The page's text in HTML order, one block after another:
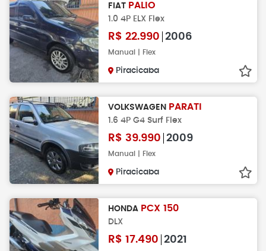
FIAT PALIO
1.0 4P ELX Flex
R$ 22.990 2006
Manual | Flex
Piracicaba
VOLKSWAGEN PARATI
1.6 4P G4 Surf Flex
R$ 39.990 2009
Manual | Flex
Piracicaba
HONDA PCX 150
DLX
R$ 17.490 2021